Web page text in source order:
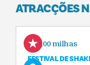
ATRACÇÕES
0,00 milhas
FESTIVAL DE